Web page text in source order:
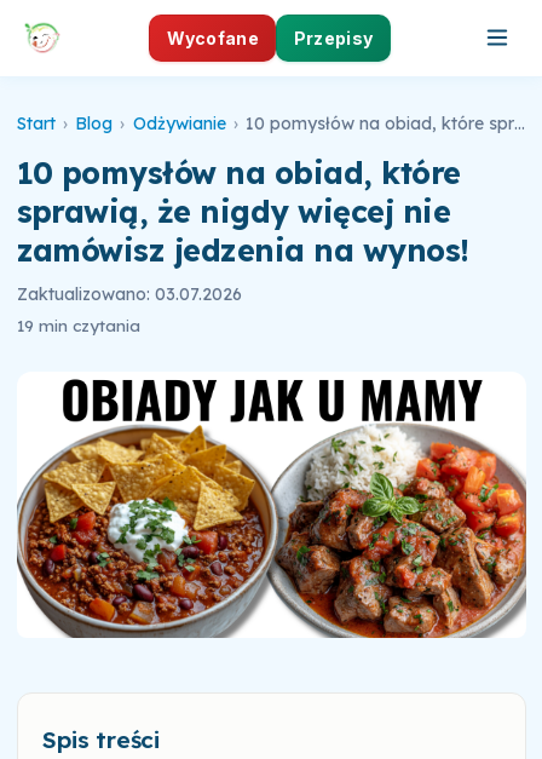
Wycofane Przepisy
Start › Blog › Odżywianie › 10 pomysłów na obiad, które sprawią, że nigdy więcej nie zamówisz jedzenia na wynos!
10 pomysłów na obiad, które
sprawią, że nigdy więcej nie
zamówisz jedzenia na wynos!
Zaktualizowano: 03.07.2026
19 min czytania
Spis treści